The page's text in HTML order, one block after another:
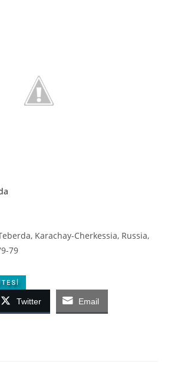
Karachay-Cherkessia, Russia,
79
Twitter Email